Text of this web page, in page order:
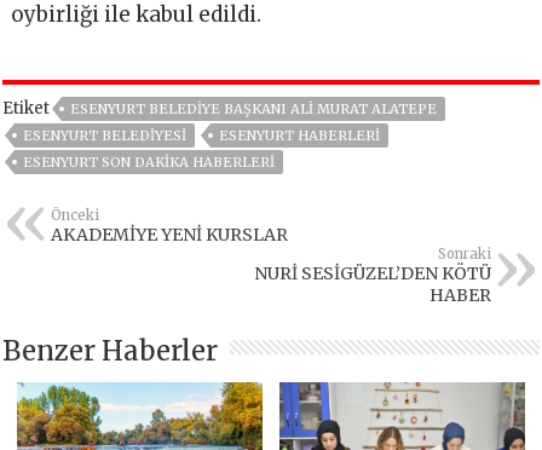
oybirliği ile kabul edildi.
Etiket
ESENYURT BELEDIYE BAŞKANI ALI MURAT ALATEPE
ESENYURT BELEDIYESI
ESENYURT HABERLERI
ESENYURT SON DAKIKA HABERLERI
Önceki
AKADEMİYE YENİ KURSLAR
Sonraki
NURİ SESİGÜZEL’DEN KÖTÜ
HABER
Benzer Haberler